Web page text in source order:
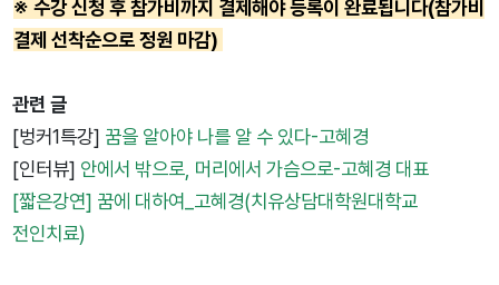
※ 수강 신청 후 참가비까지 결제해야 등록이 완료됩니다(참가비
결제 선착순으로 정원 마감)
관련 글
[벙커1특강] 꿈을 알아야 나를 알 수 있다-고혜경
[인터뷰] 안에서 밖으로, 머리에서 가슴으로-고혜경 대표
[짧은강연] 꿈에 대하여_고혜경(치유상담대학원대학교
전인치료)